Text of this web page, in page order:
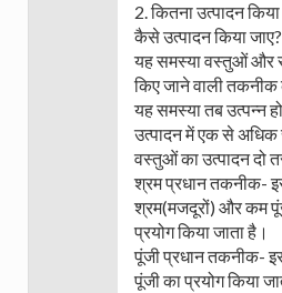
2. कितना उत्पादन
कैसे उत्पादन किया जाए?
यह समस्या वस्तुओं और
किए जाने वाली
यह समस्या तब उत्पन्न
उत्पादन में एक से अधिक
वस्तुओं का उत्पादन दो
श्रम प्रधान तकनीक-
श्रम(मजदूरों) और कम
प्रयोग किया जाता है।
पूंजी प्रधान तकनीक-
पूंजी का प्रयोग किया